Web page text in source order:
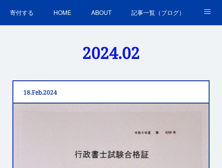
寄付する HOME ABOUT 記事一覧（ブログ）
お問合せ 関連リンク集
2024.02
18Feb2024